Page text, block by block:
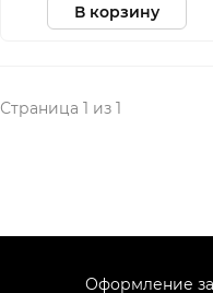
В корзину
Страница 1 из 1
Оформление